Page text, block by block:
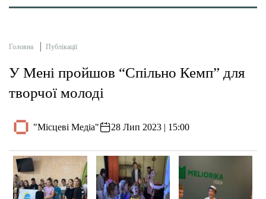
Головна Публікації
У Мені пройшов “Спільно Кемп” для
творчої молоді
"Місцеві Медіа" 28 Лип 2023 | 15:00